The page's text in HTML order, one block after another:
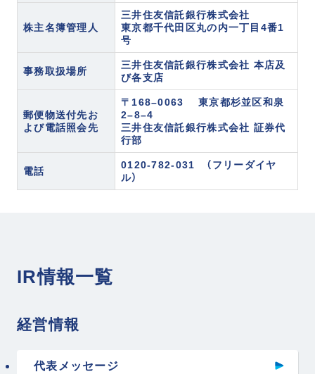
不動産売却の無料査定
相続や不動産に関するご相談
その他お問い合わせ
採用サイト
訳あり物件買取プロ
不動産投資の森
株主名簿管理人
三井住友信託銀行株式会社
東京都千代田区丸の内一丁目4番1
号
事務取扱場所
三井住友信託銀行株式会社 本店及
び各支店
郵便物送付先お
よび電話照会先
〒168–0063 東京都杉並区和泉
2–8–4
三井住友信託銀行株式会社 証券代
行部
電話
0120-782-031 （フリーダイヤ
ル）
IR情報一覧
経営情報
代表メッセージ